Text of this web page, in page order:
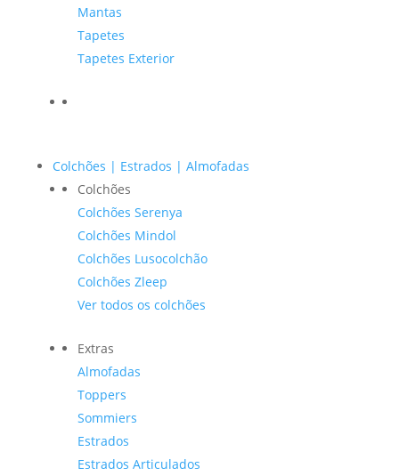
Mantas
Tapetes
Tapetes Exterior
Colchões | Estrados | Almofadas
Colchões
Colchões Serenya
Colchões Mindol
Colchões Lusocolchão
Colchões Zleep
Ver todos os colchões
Extras
Almofadas
Toppers
Sommiers
Estrados
Estrados Articulados